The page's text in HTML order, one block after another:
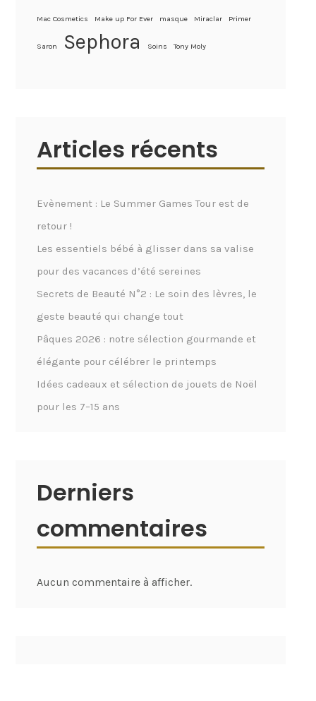
Mac Cosmetics Make up For Ever masque Miraclar Primer
Saron Sephora Soins Tony Moly
Articles récents
Evènement : Le Summer Games Tour est de
retour !
Les essentiels bébé à glisser dans sa valise
pour des vacances d’été sereines
Secrets de Beauté N°2 : Le soin des lèvres, le
geste beauté qui change tout
Pâques 2026 : notre sélection gourmande et
élégante pour célébrer le printemps
Idées cadeaux et sélection de jouets de Noël
pour les 7–15 ans
Derniers
commentaires
Aucun commentaire à afficher.